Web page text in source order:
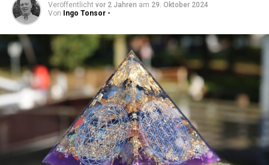
Veröffentlicht vor 2 Jahren am 29. Oktober 2024
Von
Ingo Tonsor -